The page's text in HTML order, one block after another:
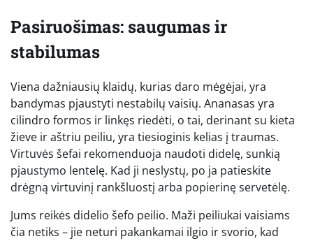
Pasiruošimas: saugumas ir
stabilumas
Viena dažniausių klaidų, kurias daro mėgėjai, yra
bandymas pjaustyti nestabilų vaisių. Ananasas yra
cilindro formos ir linkęs riedėti, o tai, derinant su kieta
žieve ir aštriu peiliu, yra tiesioginis kelias į traumas.
Virtuvės šefai rekomenduoja naudoti didelę, sunkią
pjaustymo lentelę. Kad ji neslystų, po ja patieskite
drėgną virtuvinį rankšluostį arba popierinę servetėlę.
Jums reikės didelio šefo peilio. Maži peiliukai vaisiams
čia netiks – jie neturi pakankamai ilgio ir svorio, kad